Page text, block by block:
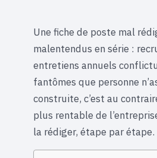
Une fiche de poste mal
malentendus en série :
entretiens annuels
fantômes que personne
construite, c’est au
plus rentable de
la rédiger, étape par étape.